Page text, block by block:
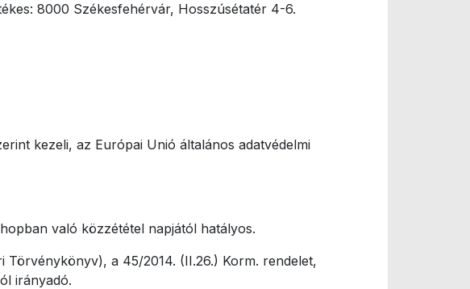
8000 Székesfehérvár, Hosszúsétatér 4-6.
kezeli, az Európai Unió általános adatvédelmi
való közzététel napjától hatályos.
Törvénykönyv), a 45/2014. (II.26.) Korm. rendelet,
irányadó.